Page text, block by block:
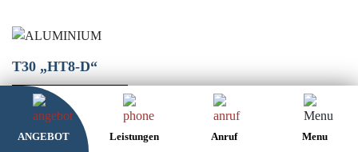
T30 „HT8-D“
ERKUNDEN
ANGEBOT Leistungen Anruf Menu